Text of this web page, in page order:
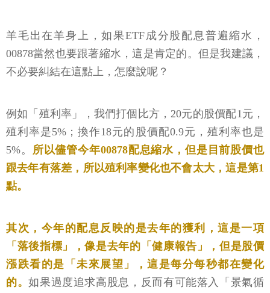
羊毛出在羊身上，如果ETF成分股配息普遍縮水，
00878當然也要跟著縮水，這是肯定的。但是我建議，
不必要糾結在這點上，怎麼說呢？
例如「殖利率」，我們打個比方，20元的股價配1元，
殖利率是5%；換作18元的股價配0.9元，殖利率也是
5%。 所以儘管今年00878配息縮水，但是目前股價也
跟去年有落差，所以殖利率變化也不會太大，這是第1
點。
其次，今年的配息反映的是去年的獲利，這是一項
「落後指標」，像是去年的「健康報告」，但是股價
漲跌看的是「未來展望」，這是每分每秒都在變化
的。如果過度追求高股息，反而有可能落入「景氣循